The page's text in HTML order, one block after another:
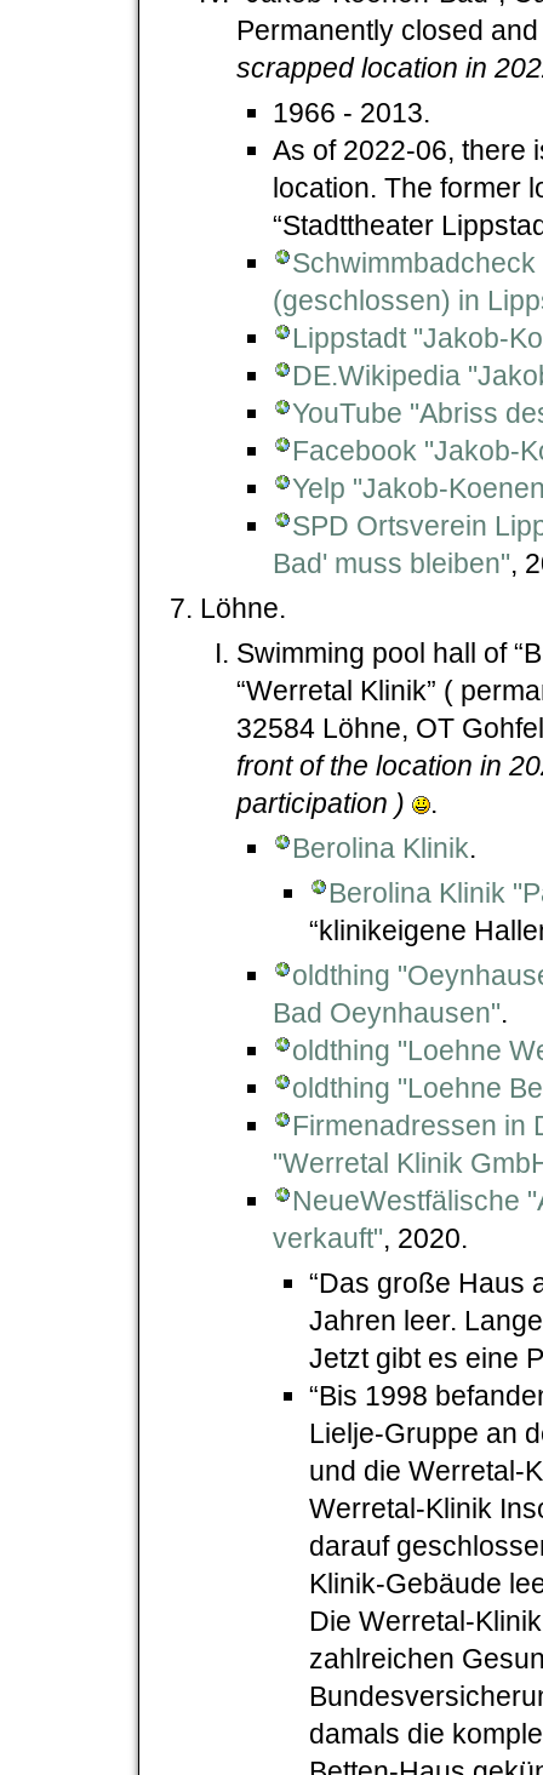
Permanently closed
scrapped location in
1966 - 2013.
As of 2022-06, there
location. The former
“Stadttheater
(geschlossen) in
Lippstadt "Jakob-
DE.Wikipedia
YouTube "Abriss
Facebook "Jakob-
Yelp "Jakob-
SPD Ortsverein
Bad' muss bleiben",
Löhne.
Swimming pool hall of
“Werretal Klinik” (
32584 Löhne, OT
front of the location in
participation )
.
Berolina Klinik.
Berolina Klinik
“klinikeigene
oldthing
Bad Oeynhausen".
oldthing "Loehne
oldthing "Loehne
Firmenadressen in
"Werretal Klinik
NeueWestfälische
verkauft", 2020.
“Das große Haus
Jahren leer.
Jetzt gibt es eine
“Bis 1998
Lielje-Gruppe an
und die Werretal-
Werretal-Klinik
darauf
Klinik-Gebäude
Die Werretal-
zahlreichen
damals die